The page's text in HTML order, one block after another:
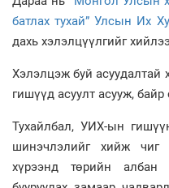
батлах тухай” Улсын Их
дахь хэлэлцүүлгийг
Хэлэлцэж буй асуудалтай
гишүүд асуулт асууж,
Тухайлбал, УИХ-ын
шинэчлэлийг хийж чиг
хүрээнд төрийн албан